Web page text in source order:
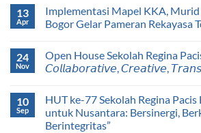
13
Apr
Implementasi Mapel KKA, Murid
Bogor Gelar Pameran Rekayasa
24
Nov
Open House Sekolah Regina
𝘊𝘰𝘭𝘭𝘢𝘣𝘰𝘳𝘢𝘵𝘪𝘷𝘦, 𝘊𝘳𝘦𝘢𝘵𝘪𝘷𝘦,
10
Sep
HUT ke-77 Sekolah Regina Pacis
untuk Nusantara: Bersinergi,
Berintegritas”